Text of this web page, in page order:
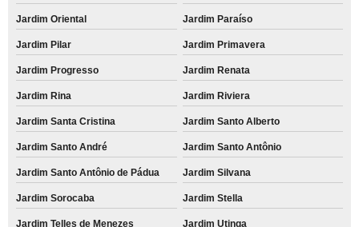
Jardim Oriental Jardim Paraíso
Jardim Pilar Jardim Primavera
Jardim Progresso Jardim Renata
Jardim Rina Jardim Riviera
Jardim Santa Cristina Jardim Santo Alberto
Jardim Santo André Jardim Santo Antônio
Jardim Santo Antônio de Pádua Jardim Silvana
Jardim Sorocaba Jardim Stella
Jardim Telles de Menezes Jardim Utinga